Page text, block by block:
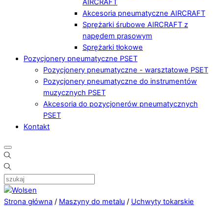
AIRCRAFT
Akcesoria pneumatyczne AIRCRAFT
Sprężarki śrubowe AIRCRAFT z
napędem prasowym
Sprężarki tłokowe
Pozycjonery pneumatyczne PSET
Pozycjonery pneumatyczne - warsztatowe PSET
Pozycjonery pneumatyczne do instrumentów
muzycznych PSET
Akcesoria do pozycjonerów pneumatycznych
PSET
Kontakt
Strona główna / Maszyny do metalu / Uchwyty tokarskie